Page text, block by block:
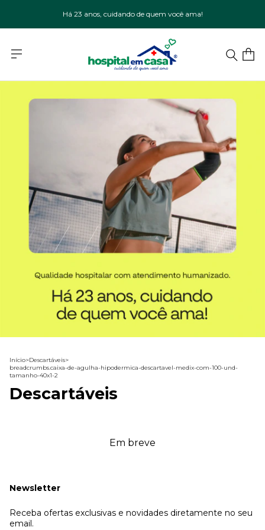
Há 23 anos, cuidando de quem você ama!
Início>Descartáveis>
breadcrumbs.caixa-de-agulha-hipodermica-descartavel-medix-com-100-und-
tamanho-40x1-2
Descartáveis
Em breve
Newsletter
Receba ofertas exclusivas e novidades diretamente no seu
email.